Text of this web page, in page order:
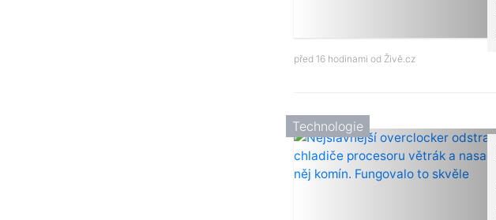
před 16 hodinami od Živě.cz
Technologie